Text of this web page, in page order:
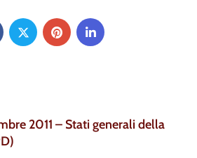
2011 – Stati generali della